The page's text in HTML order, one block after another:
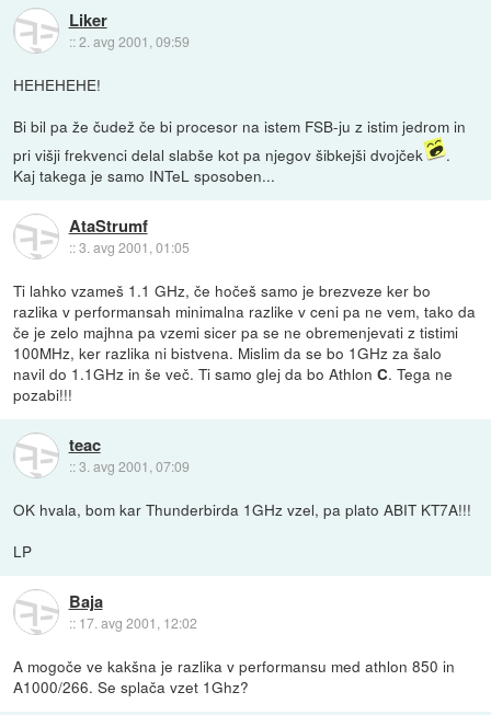
Liker
::2. avg 2001, 09:59
HEHEHEHE!
Bi bil pa že čudež če bi procesor na istem FSB-ju z istim jedrom in
pri višji frekvenci delal slabše kot pa njegov šibkejši dvojček
.
Kaj takega je samo INTeL sposoben...
AtaStrumf
::3. avg 2001, 01:05
Ti lahko vzameš 1.1 GHz, če hočeš samo je brezveze ker bo
razlika v performansah minimalna razlike v ceni pa ne vem, tako da
če je zelo majhna pa vzemi sicer pa se ne obremenjevati z tistimi
100MHz, ker razlika ni bistvena. Mislim da se bo 1GHz za šalo
navil do 1.1GHz in še več. Ti samo glej da bo AthlonC. Tega ne
pozabi!!!
teac
::3. avg 2001, 07:09
OK hvala, bom kar Thunderbirda 1GHz vzel, pa plato ABIT KT7A!!!
LP
Baja
:: 17. avg 2001, 12:02
A mogoče ve kakšna je razlika v performansu med athlon 850 in
A1000/266. Se splača vzet 1Ghz?